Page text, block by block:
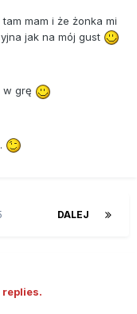
mam i że żonka mi
jak na mój gust
w grę
DALEJ